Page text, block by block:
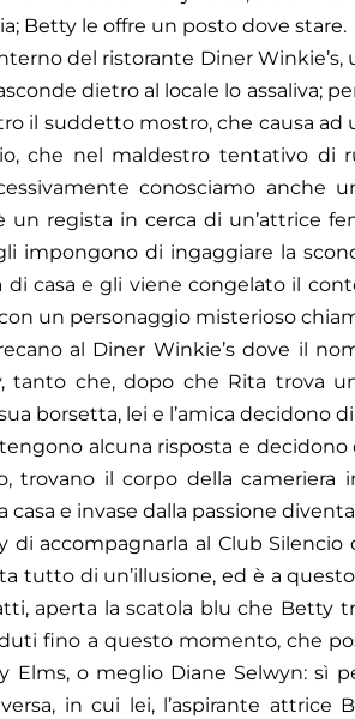
Betty le offre un posto dove stare.
del ristorante Diner
dietro al locale lo assaliva;
il suddetto mostro, che causa
che nel maldestro tentativo di
conosciamo anche
un regista in cerca di un’attrice
impongono di ingaggiare la
di casa e gli viene congelato il
un personaggio misterioso
al Diner Winkie’s dove il
tanto che, dopo che Rita trova
borsetta, lei e l’amica
alcuna risposta e
trovano il corpo della
casa e invase dalla passione
di accompagnarla al Club Silencio
tutto di un’illusione, ed è a
aperta la scatola blu che Betty
fino a questo momento, che
Elms, o meglio Diane Selwyn: sì
in cui lei, l’aspirante